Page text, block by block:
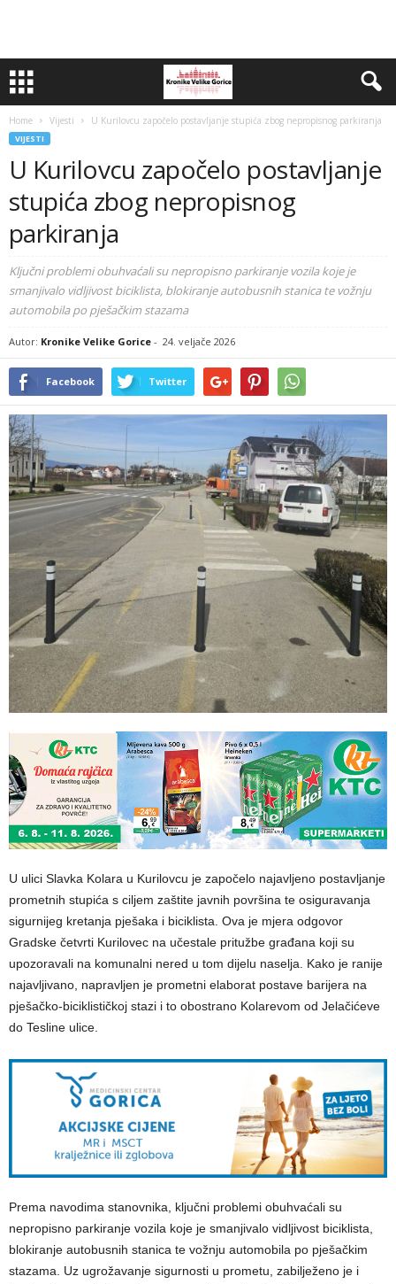
Home Vijesti U Kurilovcu započelo postavljanje stupića zbog nepropisnog parkiranja
VIJESTI
U Kurilovcu započelo postavljanje
stupića zbog nepropisnog
parkiranja
Ključni problemi obuhvaćali su nepropisno parkiranje vozila koje je
smanjivalo vidljivost biciklista, blokiranje autobusnih stanica te vožnju
automobila po pješačkim stazama
Autor: Kronike Velike Gorice - 24. veljače 2026
Facebook Twitter
U ulici Slavka Kolara u Kurilovcu je započelo najavljeno postavljanje
prometnih stupića s ciljem zaštite javnih površina te osiguravanja
sigurnijeg kretanja pješaka i biciklista. Ova je mjera odgovor
Gradske četvrti Kurilovec na učestale pritužbe građana koji su
upozoravali na komunalni nered u tom dijelu naselja. Kako je ranije
najavljivano, napravljen je prometni elaborat postave barijera na
pješačko-biciklističkoj stazi i to obostrano Kolarevom od Jelačićeve
do Tesline ulice.
Prema navodima stanovnika, ključni problemi obuhvaćali su
nepropisno parkiranje vozila koje je smanjivalo vidljivost biciklista,
blokiranje autobusnih stanica te vožnju automobila po pješačkim
stazama. Uz ugrožavanje sigurnosti u prometu, zabilježeno je i